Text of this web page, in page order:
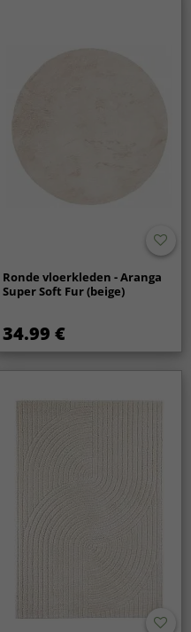
Ronde vloerkleden - Aranga
Super Soft Fur (beige)
34.99 €